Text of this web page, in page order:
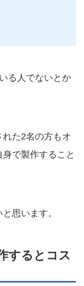
る人でないとか
た2名の方もオ
で製作すること
思います。
するとコス